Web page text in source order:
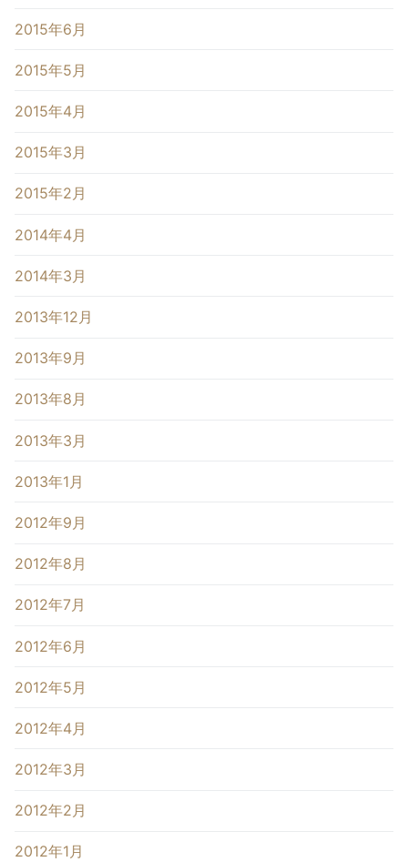
2015年6月
2015年5月
2015年4月
2015年3月
2015年2月
2014年4月
2014年3月
2013年12月
2013年9月
2013年8月
2013年3月
2013年1月
2012年9月
2012年8月
2012年7月
2012年6月
2012年5月
2012年4月
2012年3月
2012年2月
2012年1月